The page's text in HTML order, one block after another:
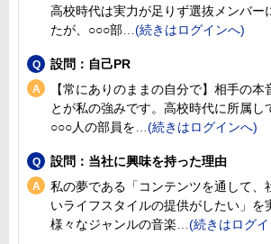
高校時代は実力が足りず選抜メンバー
たが、○○○部
設問：自己PR
【常にありのままの自分で】相手の本
とが私の強みです。高校時代に所属し
○○○人の部員を
設問：当社に興味を持った理由
私の夢である「コンテンツを通して、
いライフスタイルの提供がしたい」を
様々なジャンルの音楽